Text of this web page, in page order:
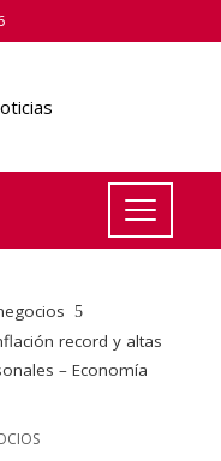
record y altas
– Economía